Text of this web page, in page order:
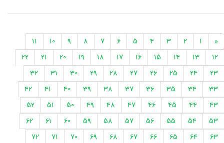
«
1
2
3
4
5
6
7
8
9
10
11
12
13
14
15
16
17
18
19
20
21
22
23
24
25
26
27
28
29
30
31
32
33
34
35
36
37
38
39
40
41
42
43
44
45
46
47
48
49
50
51
52
53
54
55
56
57
58
59
60
61
62
63
64
65
66
67
68
69
70
71
72